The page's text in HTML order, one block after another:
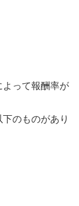
って報酬率が
のものがあり